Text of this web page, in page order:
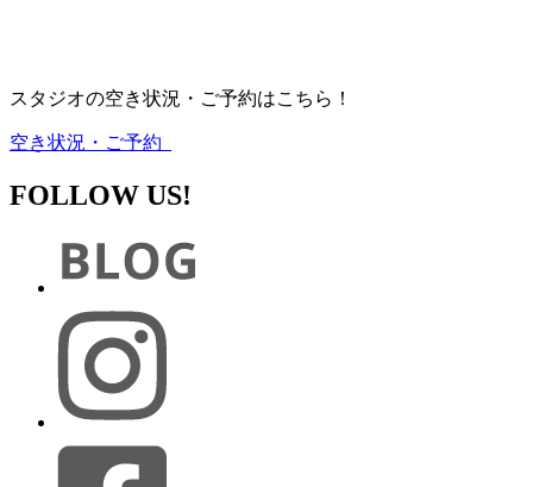
スタジオの空き状況・ご予約はこちら！
空き状況・ご予約
FOLLOW US!